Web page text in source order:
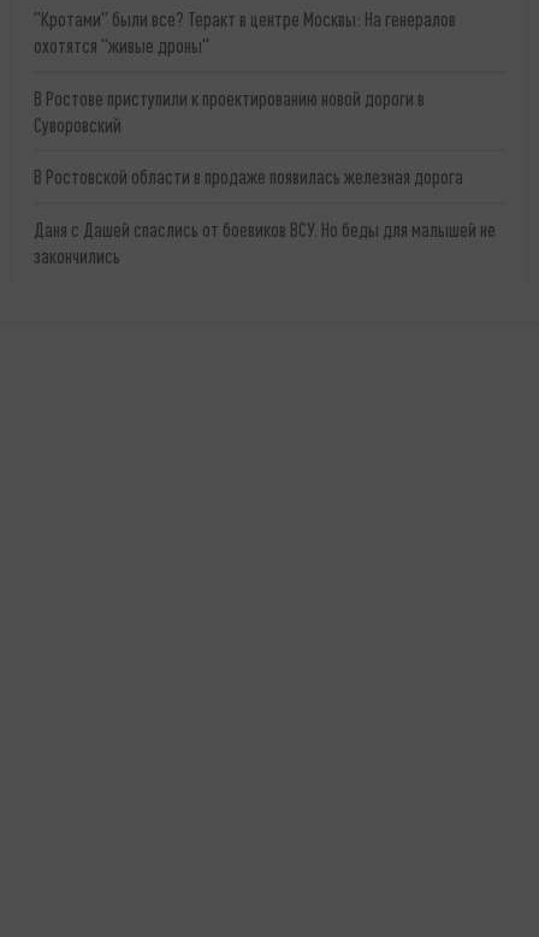
"Кротами" были все? Теракт в центре Москвы: На генералов
охотятся "живые дроны"
В Ростове приступили к проектированию новой дороги в
Суворовский
В Ростовской области в продаже появилась железная дорога
Даня с Дашей спаслись от боевиков ВСУ. Но беды для малышей не
закончились